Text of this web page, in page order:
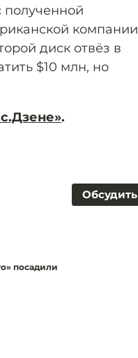
компании
диск отвёз в
$10 млн, но
.
Обсудить
посадили